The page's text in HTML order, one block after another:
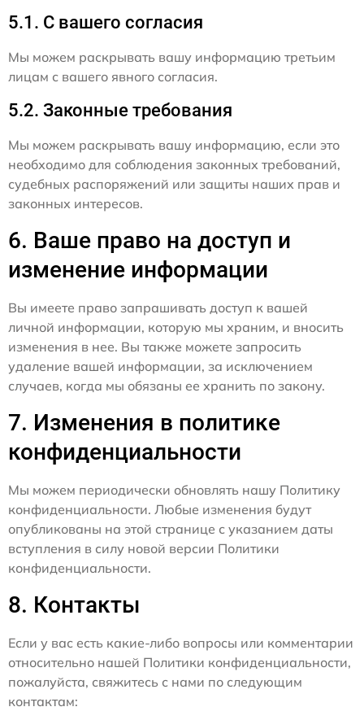
5.1. С вашего согласия
Мы можем раскрывать вашу информацию третьим
лицам с вашего явного согласия.
5.2. Законные требования
Мы можем раскрывать вашу информацию, если это
необходимо для соблюдения законных требований,
судебных распоряжений или защиты наших прав и
законных интересов.
6. Ваше право на доступ и
изменение информации
Вы имеете право запрашивать доступ к вашей
личной информации, которую мы храним, и вносить
изменения в нее. Вы также можете запросить
удаление вашей информации, за исключением
случаев, когда мы обязаны ее хранить по закону.
7. Изменения в политике
конфиденциальности
Мы можем периодически обновлять нашу Политику
конфиденциальности. Любые изменения будут
опубликованы на этой странице с указанием даты
вступления в силу новой версии Политики
конфиденциальности.
8. Контакты
Если у вас есть какие-либо вопросы или комментарии
относительно нашей Политики конфиденциальности,
пожалуйста, свяжитесь с нами по следующим
контактам: